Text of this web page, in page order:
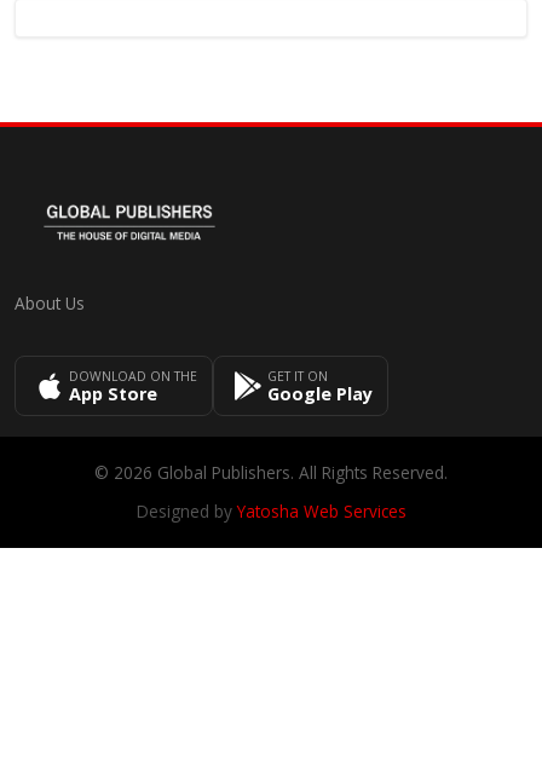
About Us
DOWNLOAD ON THE
App Store
GET IT ON
Google Play
© 2026 Global Publishers. All Rights Reserved.
Designed byYatosha Web Services